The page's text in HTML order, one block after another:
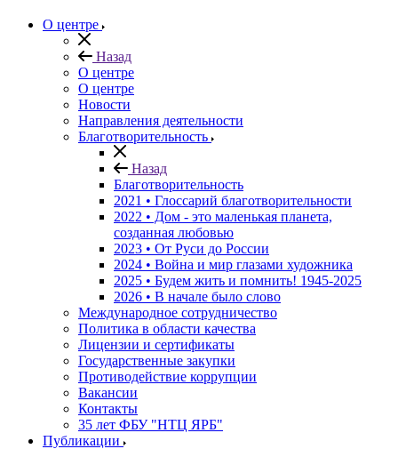
О центре
Назад
О центре
О центре
Новости
Направления деятельности
Благотворительность
Назад
Благотворительность
2021 • Глоссарий благотворительности
2022 • Дом - это маленькая планета,
созданная любовью
2023 • От Руси до России
2024 • Война и мир глазами художника
2025 • Будем жить и помнить! 1945-2025
2026 • В начале было слово
Международное сотрудничество
Политика в области качества
Лицензии и сертификаты
Государственные закупки
Противодействие коррупции
Вакансии
Контакты
35 лет ФБУ "НТЦ ЯРБ"
Публикации